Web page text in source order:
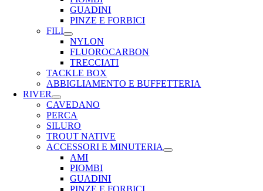
GUADINI
PINZE E FORBICI
FILI
NYLON
FLUOROCARBON
TRECCIATI
TACKLE BOX
ABBIGLIAMENTO E BUFFETTERIA
RIVER
CAVEDANO
PERCA
SILURO
TROUT NATIVE
ACCESSORI E MINUTERIA
AMI
PIOMBI
GUADINI
PINZE E FORBICI